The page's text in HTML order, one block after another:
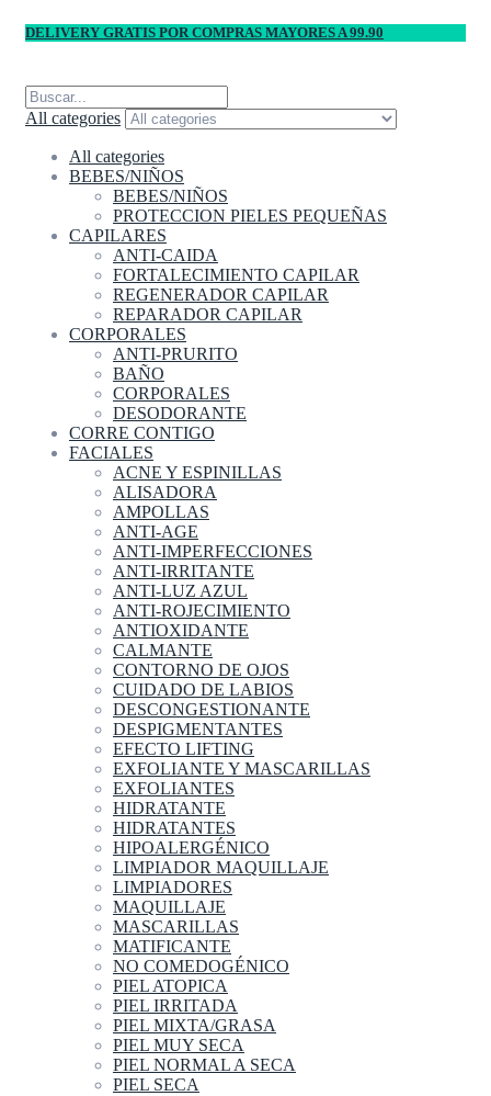
DELIVERY GRATIS POR COMPRAS MAYORES A 99.90
All categories
All categories
BEBES/NIÑOS
BEBES/NIÑOS
PROTECCION PIELES PEQUEÑAS
CAPILARES
ANTI-CAIDA
FORTALECIMIENTO CAPILAR
REGENERADOR CAPILAR
REPARADOR CAPILAR
CORPORALES
ANTI-PRURITO
BAÑO
CORPORALES
DESODORANTE
CORRE CONTIGO
FACIALES
ACNE Y ESPINILLAS
ALISADORA
AMPOLLAS
ANTI-AGE
ANTI-IMPERFECCIONES
ANTI-IRRITANTE
ANTI-LUZ AZUL
ANTI-ROJECIMIENTO
ANTIOXIDANTE
CALMANTE
CONTORNO DE OJOS
CUIDADO DE LABIOS
DESCONGESTIONANTE
DESPIGMENTANTES
EFECTO LIFTING
EXFOLIANTE Y MASCARILLAS
EXFOLIANTES
HIDRATANTE
HIDRATANTES
HIPOALERGÉNICO
LIMPIADOR MAQUILLAJE
LIMPIADORES
MAQUILLAJE
MASCARILLAS
MATIFICANTE
NO COMEDOGÉNICO
PIEL ATOPICA
PIEL IRRITADA
PIEL MIXTA/GRASA
PIEL MUY SECA
PIEL NORMAL A SECA
PIEL SECA